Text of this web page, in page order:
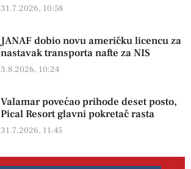
31.7.2026, 10:58
JANAF dobio novu američku licencu za
nastavak transporta nafte za NIS
3.8.2026, 10:24
Valamar povećao prihode deset posto,
Pical Resort glavni pokretač rasta
31.7.2026, 11:45